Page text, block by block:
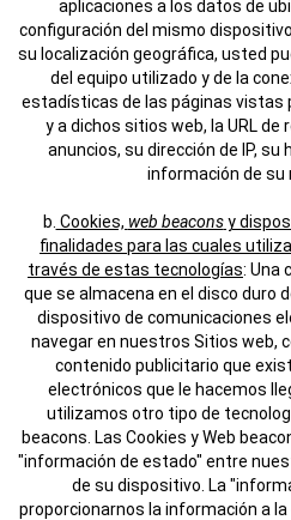
aplicaciones a los datos de
configuración del mismo
su localización geográfica, usted
del equipo utilizado y de la
estadísticas de las páginas vistas
y a dichos sitios web, la URL
anuncios, su dirección de IP, su
información de su
b. Cookies, web beaconsy
finalidades para las cuales
través de estas tecnologías: Una
que se almacena en el disco duro
dispositivo de comunicaciones
navegar en nuestros Sitios web,
contenido publicitario que
electrónicos que le hacemos
utilizamos otro tipo de
beacons. Las Cookies y Web
"información de estado" entre
de su dispositivo. La
proporcionarnos la información a